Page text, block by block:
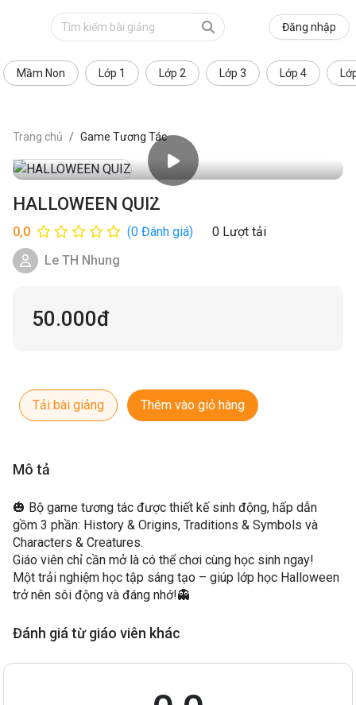
Đăng nhập
Mầm Non Lớp 1 Lớp 2 Lớp 3 Lớp 4
Trang chủ Game Tương Tác
Xem trước
HALLOWEEN QUIZ
0,0 (0 Đánh giá)
0 Lượt tải
Le TH Nhung
50.000đ
Tải bài giảng Thêm vào giỏ hàng
Mô tả
🎃 Bộ game tương tác được thiết kế sinh động, hấp dẫn
gồm 3 phần: History & Origins, Traditions & Symbols và
Characters & Creatures.
Giáo viên chỉ cần mở là có thể chơi cùng học sinh ngay!
Một trải nghiệm học tập sáng tạo – giúp lớp học Halloween
trở nên sôi động và đáng nhớ!👻
Đánh giá từ giáo viên khác